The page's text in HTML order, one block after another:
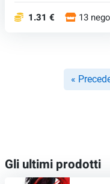
1.31 € 13
«
Gli ultimi prodotti